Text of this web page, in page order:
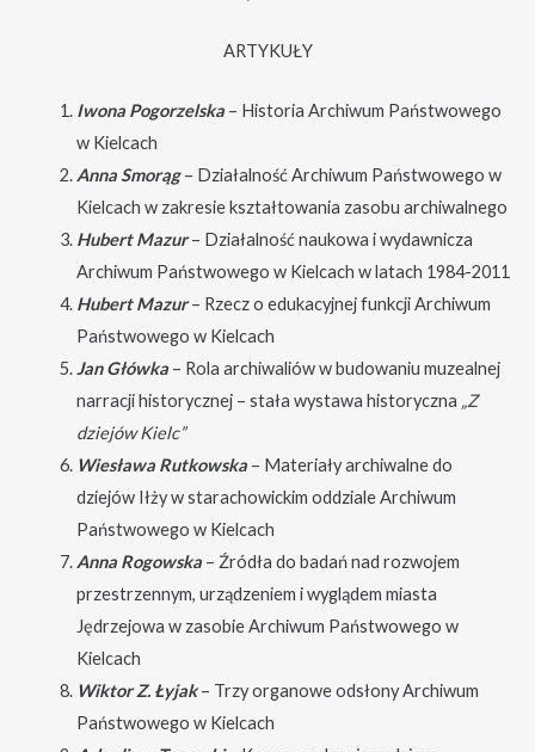
ARTYKUŁY
Iwona Pogorzelska – Historia Archiwum Państwowego
w Kielcach
Anna Smorąg– Działalność Archiwum Państwowego w
Kielcach w zakresie kształtowania zasobu archiwalnego
Hubert Mazur– Działalność naukowa i wydawnicza
Archiwum Państwowego w Kielcach w latach 1984-2011
Hubert Mazur– Rzecz o edukacyjnej funkcji Archiwum
Państwowego w Kielcach
Jan Główka – Rola archiwaliów w budowaniu muzealnej
narracji historycznej – stała wystawa historyczna „Z
dziejów Kielc”
Wiesława Rutkowska – Materiały archiwalne do
dziejów Iłży w starachowickim oddziale Archiwum
Państwowego w Kielcach
Anna Rogowska– Źródła do badań nad rozwojem
przestrzennym, urządzeniem i wyglądem miasta
Jędrzejowa w zasobie Archiwum Państwowego w
Kielcach
Wiktor Z. Łyjak– Trzy organowe odsłony Archiwum
Państwowego w Kielcach